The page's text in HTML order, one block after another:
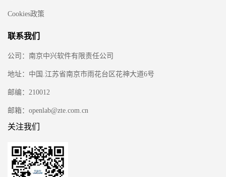
Cookies政策
联系我们
公司：南京中兴软件有限责任公司
地址：中国.江苏省南京市雨花台区花神大道6号
邮编：210012
邮箱：openlab@zte.com.cn
关注我们